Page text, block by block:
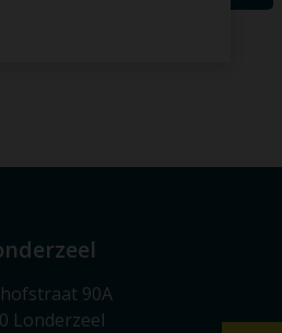
90A
Londerzeel